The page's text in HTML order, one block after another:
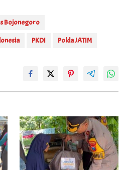
Bojonegoro
PKDI Polda JATIM